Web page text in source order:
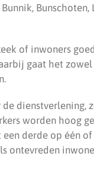
Bunschoten,
of inwoners
gaat het
dienstverlening,
worden hoog
derde op één
ontevreden